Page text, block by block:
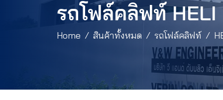
รถโฟล์คลิฟท์ HELI
Home สินค้าทั้งหมด รถโฟล์คลิฟท์